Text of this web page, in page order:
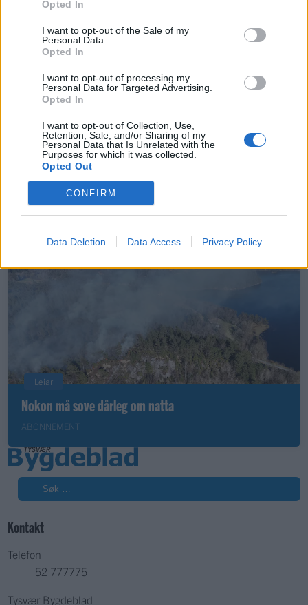
Opted In
I want to opt-out of the Sale of my
Personal Data.
Opted In
I want to opt-out of processing my
Personal Data for Targeted Advertising.
Opted In
I want to opt-out of Collection, Use,
Retention, Sale, and/or Sharing of my
Personal Data that Is Unrelated with the
Purposes for which it was collected.
Opted Out
CONFIRM
Data Deletion Data Access Privacy Policy
Sommerpraten
– Jeg liker folk som har det kjekt og skryter og er
fornøyd
Leiar
Nokon må sove dårleg om natta
ABONNEMENT
Kontakt
Telefon
52 777775
Tysvær Bygdeblad